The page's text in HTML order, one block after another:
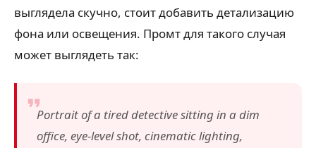
выглядела скучно, стоит добавить детализацию
фона или освещения. Промт для такого случая
может выглядеть так:
Portrait of a tired detective sitting in a dim
office, eye-level shot, cinematic lighting,